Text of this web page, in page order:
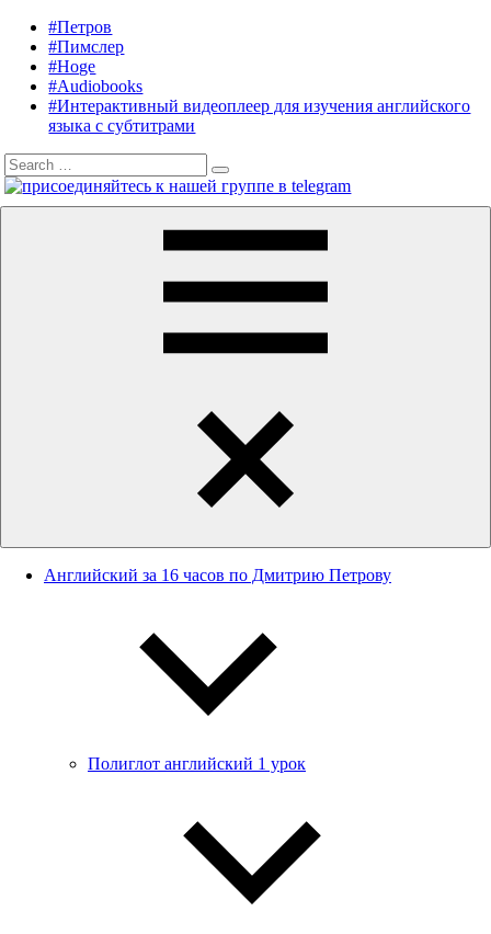
content
Listening
English
Audiobooks
English,
Petrov
English
#Петров
#Пимслер
#Hoge
#Audiobooks
#Интерактивный видеоплеер для изучения английского
языка с субтитрами
Search
for:
Search
Английский за 16 часов по Дмитрию Петрову
Полиглот английский 1 урок